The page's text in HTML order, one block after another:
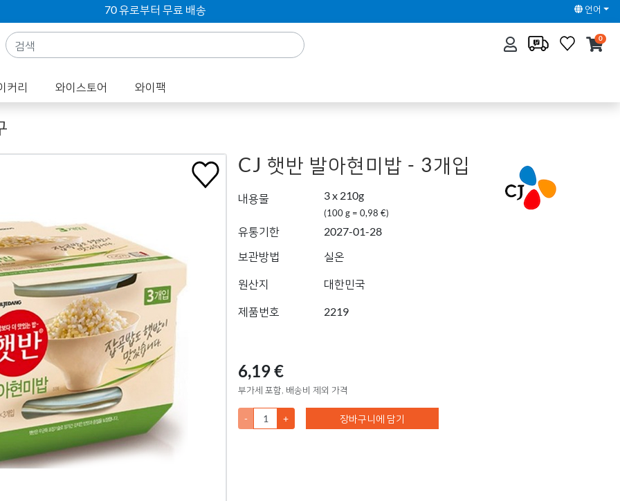
70 유로부터 무료 배송 언어
0
커리 와이스토어 와이팩
CJ 햇반 발아현미밥 - 3개입
내용물 3 x 210g
(100 g = 0,98 €)
유통기한
2027-01-28
보관방법
실온
원산지 대한민국
제품번호 2219
6,19 €
부가세 포함, 배송비 제외 가격
- + 장바구니에 담기